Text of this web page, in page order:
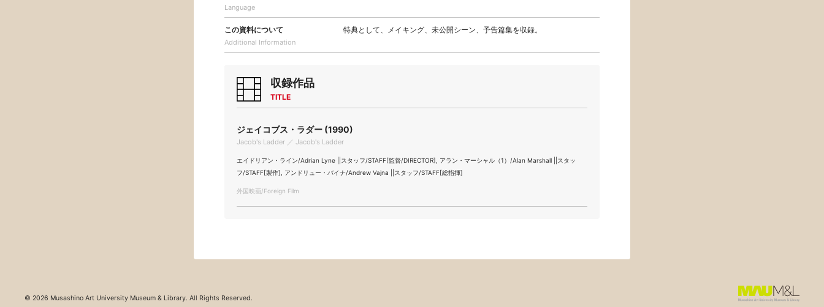
Language
この資料について
Additional Information
特典として、メイキング、未公開シーン、予告篇集を収録。
収録作品
TITLE
ジェイコブス・ラダー (1990)
Jacob's Ladder ／ Jacob's Ladder
エイドリアン・ライン/Adrian Lyne ||スタッフ/STAFF[監督/DIRECTOR], アラン・マーシャル（1）/Alan Marshall ||スタッ
フ/STAFF[製作], アンドリュー・バイナ/Andrew Vajna ||スタッフ/STAFF[総指揮]
外国映画/Foreign Film
© 2026 Musashino Art University Museum & Library. All Rights Reserved.